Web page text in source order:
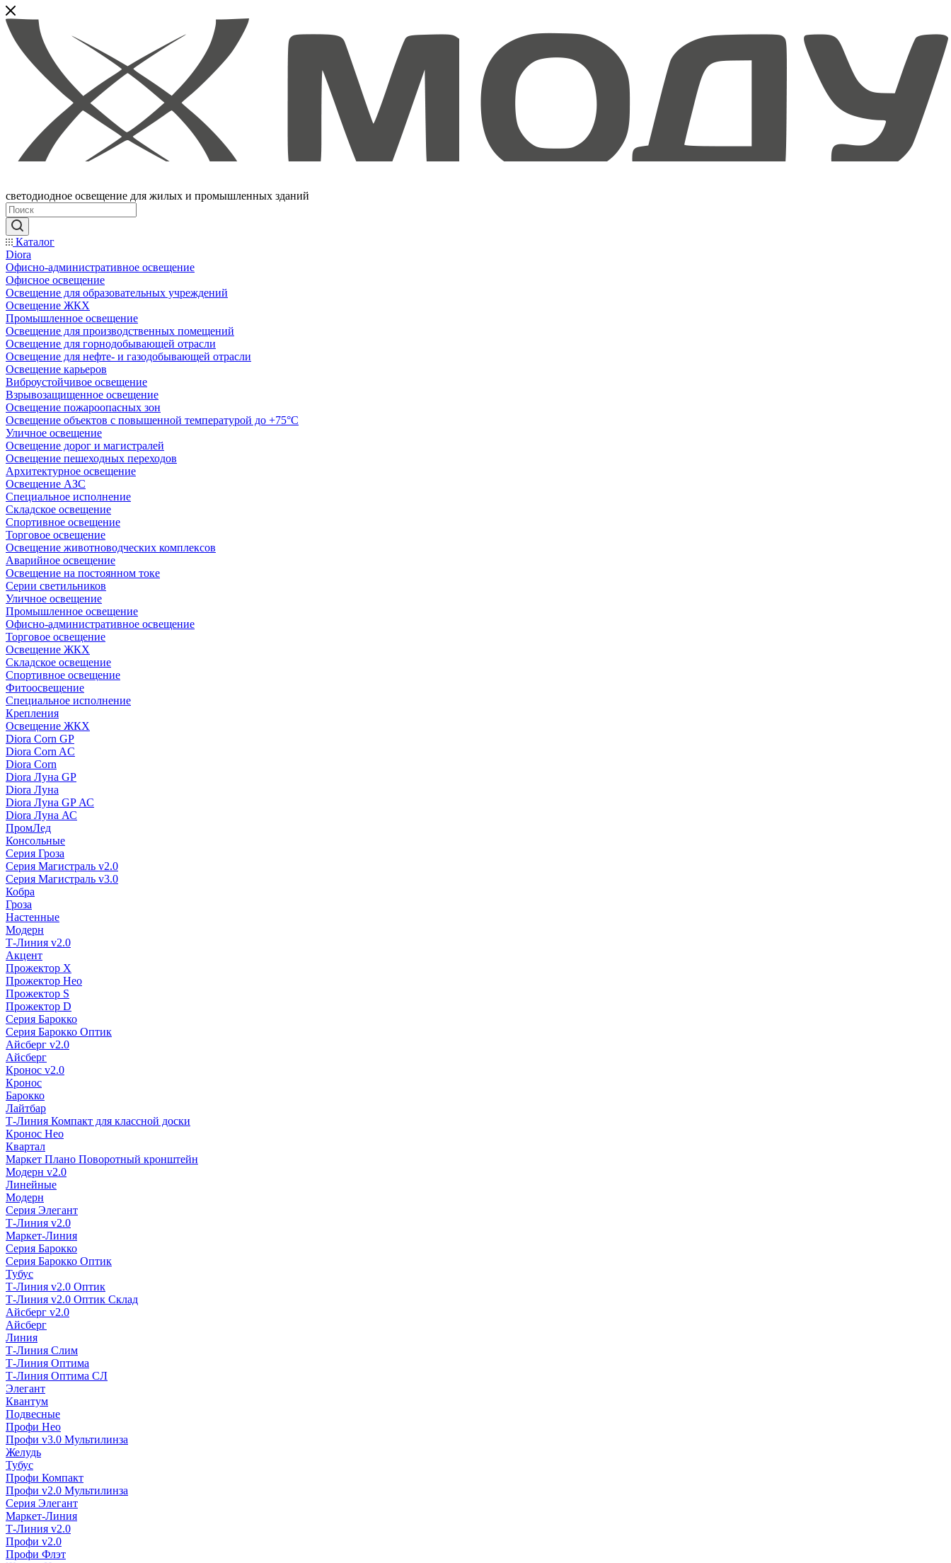
светодиодное освещение для жилых и промышленных зданий
Каталог
Diora
Офисно-административное освещение
Офисное освещение
Освещение для образовательных учреждений
Освещение ЖКХ
Промышленное освещение
Освещение для производственных помещений
Освещение для горнодобывающей отрасли
Освещение для нефте- и газодобывающей отрасли
Освещение карьеров
Виброустойчивое освещение
Взрывозащищенное освещение
Освещение пожароопасных зон
Освещение объектов с повышенной температурой до +75°C
Уличное освещение
Освещение дорог и магистралей
Освещение пешеходных переходов
Архитектурное освещение
Освещение АЗС
Специальное исполнение
Складское освещение
Спортивное освещение
Торговое освещение
Освещение животноводческих комплексов
Аварийное освещение
Освещение на постоянном токе
Серии светильников
Уличное освещение
Промышленное освещение
Офисно-административное освещение
Торговое освещение
Освещение ЖКХ
Складское освещение
Спортивное освещение
Фитоосвещение
Специальное исполнение
Крепления
Освещение ЖКХ
Diora Corn GP
Diora Corn AC
Diora Corn
Diora Луна GP
Diora Луна
Diora Луна GP АС
Diora Луна АС
ПромЛед
Консольные
Серия Гроза
Серия Магистраль v2.0
Серия Магистраль v3.0
Кобра
Гроза
Настенные
Модерн
Т-Линия v2.0
Акцент
Прожектор X
Прожектор Нео
Прожектор S
Прожектор D
Серия Барокко
Серия Барокко Оптик
Айсберг v2.0
Айсберг
Кронос v2.0
Кронос
Барокко
Лайтбар
Т-Линия Компакт для классной доски
Кронос Нео
Квартал
Маркет Плано Поворотный кронштейн
Модерн v2.0
Линейные
Модерн
Серия Элегант
Т-Линия v2.0
Маркет-Линия
Серия Барокко
Серия Барокко Оптик
Тубус
Т-Линия v2.0 Оптик
Т-Линия v2.0 Оптик Склад
Айсберг v2.0
Айсберг
Линия
Т-Линия Слим
Т-Линия Оптима
Т-Линия Оптима СЛ
Элегант
Квантум
Подвесные
Профи Нео
Профи v3.0 Мультилинза
Желудь
Тубус
Профи Компакт
Профи v2.0 Мультилинза
Серия Элегант
Маркет-Линия
Т-Линия v2.0
Профи v2.0
Профи Флэт